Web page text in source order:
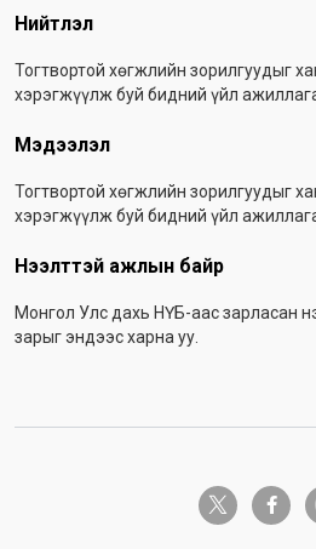
Нийтлэл
Тогтвортой хөгжлийн зорилгуудыг
хэрэгжүүлж буй бидний үйл
Мэдээлэл
Тогтвортой хөгжлийн зорилгуудыг
хэрэгжүүлж буй бидний үйл
Нээлттэй ажлын байр
Монгол Улс дахь НҮБ-аас зарласан
зарыг эндээс харна уу.
twitter-x